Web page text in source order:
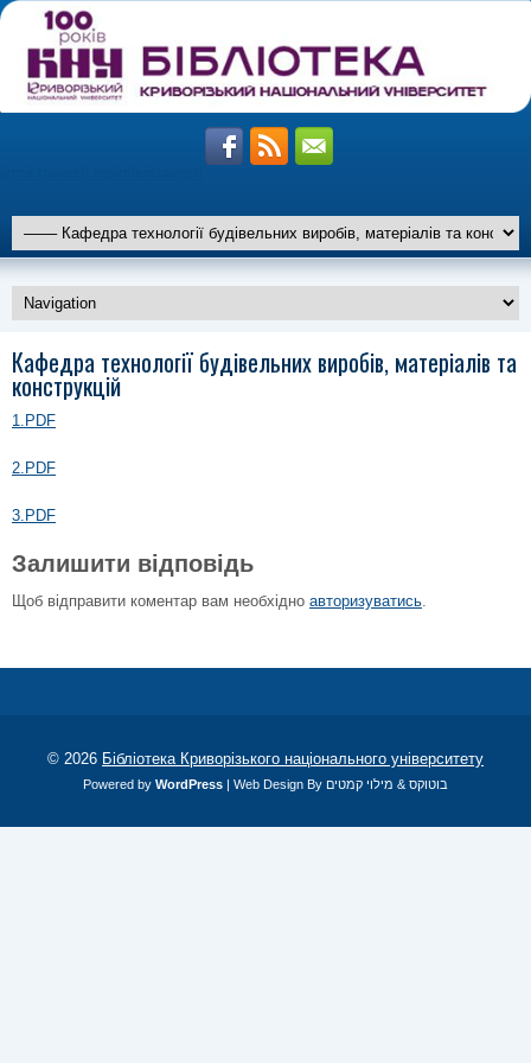
travesti
marmaris
travesti
istanbul
travesti
Кафедра технології будівельних виробів, матеріалів та
конструкцій
1.PDF
2.PDF
3.PDF
Залишити відповідь
Щоб відправити коментар вам необхідно авторизуватись.
© 2026 Бібліотека Криворізького національного університету
Powered by WordPress | Web Design By בוטוקס& מילוי קמטים